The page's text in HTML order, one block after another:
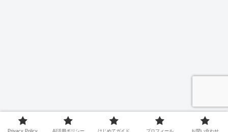
Privacy Policy AI活用ポリシー はじめてガイド プロフィール お問い合わせ